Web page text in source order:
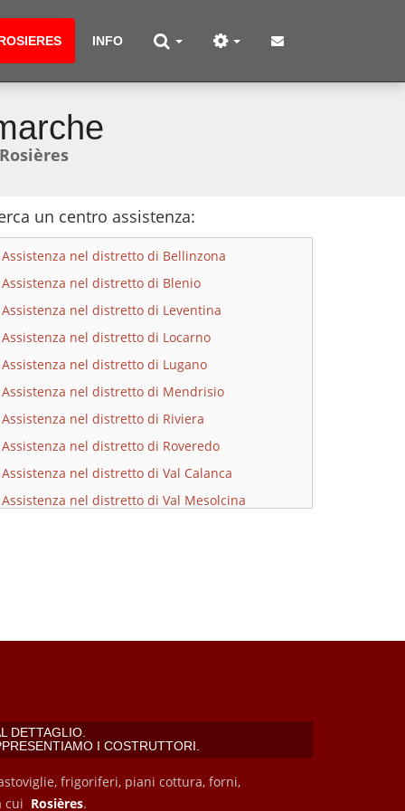
INFO
Rosières
un centro assistenza:
Assistenza nel distretto di Bellinzona
Assistenza nel distretto di Blenio
Assistenza nel distretto di Leventina
Assistenza nel distretto di Locarno
Assistenza nel distretto di Lugano
Assistenza nel distretto di Mendrisio
Assistenza nel distretto di Riviera
Assistenza nel distretto di Roveredo
Assistenza nel distretto di Val Calanca
Assistenza nel distretto di Val Mesolcina
DETTAGLIO.
I COSTRUTTORI.
frigoriferi, piani cottura, forni,
cui Rosières.